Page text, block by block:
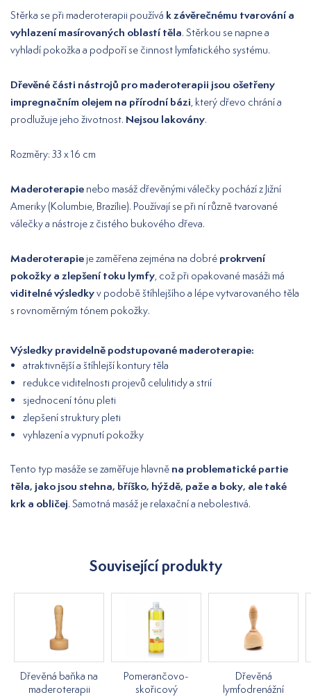
Stěrka se při maderoterapii používá k závěrečnému tvarování a
vyhlazení masírovaných oblastí těla. Stěrkou se napne a
vyhladí pokožka a podpoří se činnost lymfatického systému.
Dřevěné části nástrojů pro maderoterapii jsou ošetřeny
impregnačním olejem na přírodní bázi , který dřevo chrání a
prodlužuje jeho životnost. Nejsou lakovány.
Rozměry: 33 x 16 cm
Maderoterapie nebo masáž dřevěnými válečky pochází z Jižní
Ameriky (Kolumbie, Brazílie). Používají se při ní různě tvarované
válečky a nástroje z čistého bukového dřeva.
Maderoterapie je zaměřena zejména na dobré prokrvení
pokožky a zlepšení toku lymfy , což při opakované masáži má
viditelné výsledkyv podobě štíhlejšího a lépe vytvarovaného těla
s rovnoměrným tónem pokožky.
Výsledky pravidelně podstupované maderoterapie:
atraktivnější a štíhlejší kontury těla
redukce viditelnosti projevů celulitidy a strií
sjednocení tónu pleti
zlepšení struktury pleti
vyhlazení a vypnutí pokožky
Tento typ masáže se zaměřuje hlavně na problematické partie
těla, jako jsou stehna, bříško, hýždě, paže a boky, ale také
krk a obličej. Samotná masáž je relaxační a nebolestivá.
Související produkty
Dřevěná baňka na
maderoterapii
Pomerančovo-
skořicový
Dřevěná
lymfodrenážní